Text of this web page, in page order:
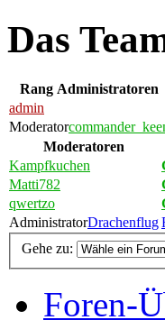
Das
Rang Administratoren
admin
Moderator
Moderatoren
Kampfkuchen
Matti782
qwertzo
AdministratorDrachenflug
Gehe zu:
Foren-